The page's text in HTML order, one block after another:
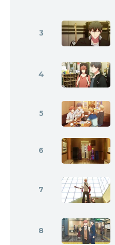
3
4
5
6
7
8